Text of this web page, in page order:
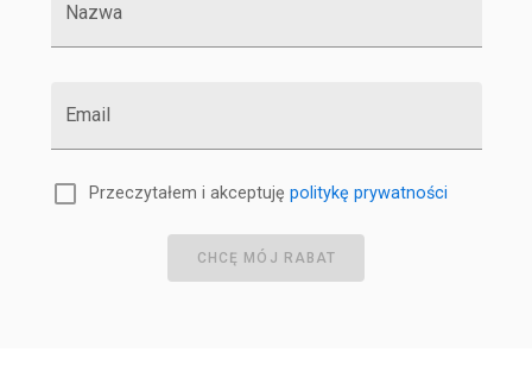
Nazwa
Email
Przeczytałem i akceptuję politykę prywatności
CHCĘ MÓJ RABAT